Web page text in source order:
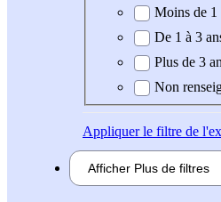
Expérience demandée
Moins de 1
De 1 à 3
Plus de 3
Non
Appliquerle filtre de
Afficher Plus de filtres